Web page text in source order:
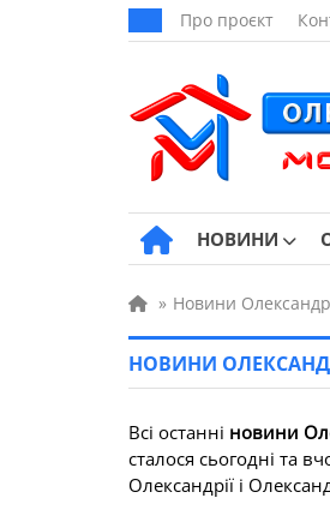
Про проєкт
НОВИНИ
» Новини
НОВИНИ
Всі останні новини
сталося сьогодні та
Олександрії і